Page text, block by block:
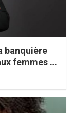
banquière
femmes et